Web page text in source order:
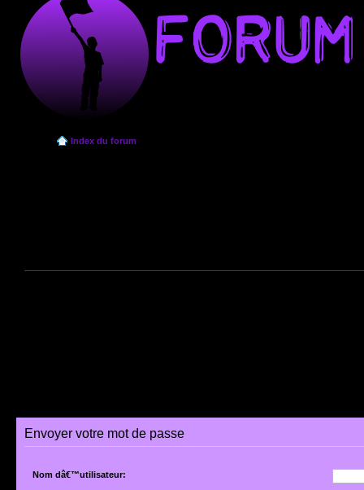
Index du forum
Envoyer votre mot de passe
Nom dâ€™utilisateur: